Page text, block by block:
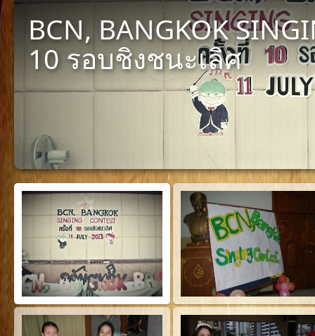
BCN, BANGKOK
10 รอบชิงชนะเลิศ